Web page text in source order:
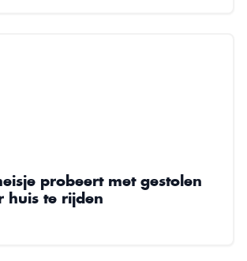
probeert met gestolen
huis te rijden